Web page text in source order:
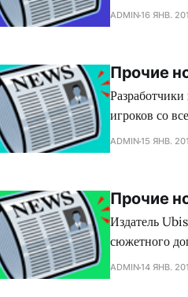
выполнение
библиотеках
ADMIN16 ЯНВ.
Прочие
игроков со
есть The
ADMIN15 ЯНВ.
Прочие
Издатель
сюжетного
ADMIN14 ЯНВ.